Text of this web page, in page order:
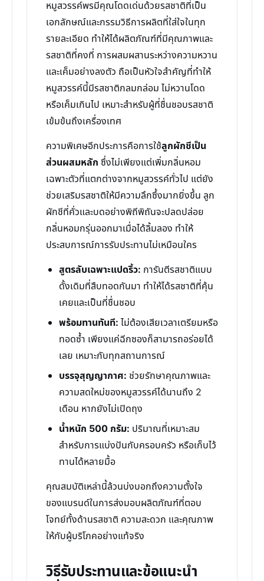
หมูสวรรค์พรมีคุณโดดเด่นด้วยรสชาติที่เป็น
เอกลักษณ์และกรรมวิธีการผลิตที่ใส่ใจในทุก
รายละเอียด ทำให้ได้ผลิตภัณฑ์ที่มีคุณภาพและ
รสชาติที่คงที่ การผสมผสานระหว่างความหวาน
และเค็มอย่างลงตัว ถือเป็นหัวใจสำคัญที่ทำให้
หมูสวรรค์นี้มีรสชาติกลมกล่อม ไม่หวานโดด
หรือเค็มเกินไป เหมาะสำหรับผู้ที่ชื่นชอบรสชาติ
เข้มข้นถึงเครื่องเทศ
ความพิเศษอีกประการคือการใช้ลูกผักชีเป็น
ส่วนผสมหลัก ซึ่งไม่เพียงแต่เพิ่มกลิ่นหอม
เฉพาะตัวที่แตกต่างจากหมูสวรรค์ทั่วไป แต่ยัง
ช่วยเสริมรสชาติให้มีความลึกซึ้งมากยิ่งขึ้น ลูก
ผักชีที่คั่วและบดอย่างพิถีพิถันจะปลดปล่อย
กลิ่นหอมกรุ่นออกมาเมื่อได้ลิ้มลอง ทำให้
ประสบการณ์การรับประทานไม่เหมือนใคร
สูตรลับเฉพาะแปดริ้ว: การันตีรสชาติแบบ
ดั้งเดิมที่สืบทอดกันมา ทำให้ได้รสชาติที่คุ้น
เคยและเป็นที่ชื่นชอบ
พร้อมทานทันที: ไม่ต้องเสียเวลาเตรียมหรือ
ทอดซ้ำ เพียงแค่ฉีกซองก็สามารถอร่อยได้
เลย เหมาะกับทุกสถานการณ์
บรรจุสุญญากาศ: ช่วยรักษาคุณภาพและ
ความสดใหม่ของหมูสวรรค์ได้นานถึง 2
เดือน หากยังไม่เปิดถุง
น้ำหนัก 500 กรัม: ปริมาณที่เหมาะสม
สำหรับการแบ่งปันกับครอบครัว หรือเก็บไว้
ทานได้หลายมื้อ
คุณสมบัติเหล่านี้ล้วนบ่งบอกถึงความตั้งใจ
ของแบรนด์ในการส่งมอบผลิตภัณฑ์ที่ตอบ
โจทย์ทั้งด้านรสชาติ ความสะดวก และคุณภาพ
ให้กับผู้บริโภคอย่างแท้จริง
วิธีรับประทานและข้อแนะนำ